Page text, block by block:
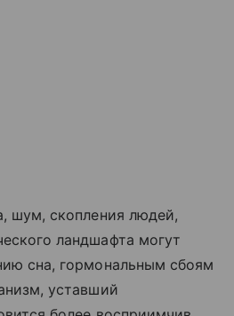
шум, скопления людей,
ландшафта могут
сна, гормональным сбоям
уставший